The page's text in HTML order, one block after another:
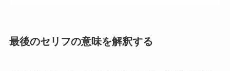
最後のセリフの意味を解釈する